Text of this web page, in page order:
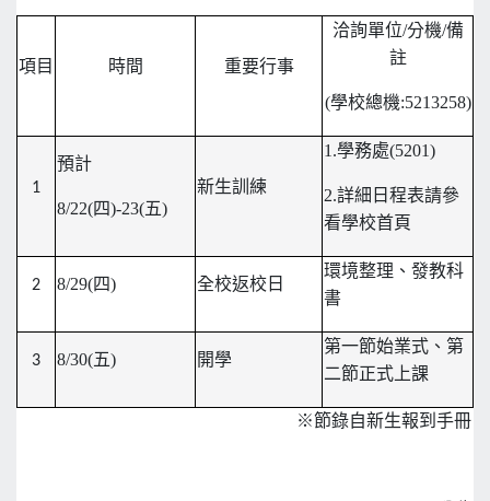
項目 時間 重要行事
洽詢單位/分機/備
註
(學校總機:5213258)
1
預計
8/22(四)-23(五)
新生訓練
1.學務處(5201)
2.詳細日程表請參
看學校首頁
2 8/29(四) 全校返校日
環境整理、發教科
書
3 8/30(五) 開學
第一節始業式、第
二節正式上課
※節錄自新生報到手冊